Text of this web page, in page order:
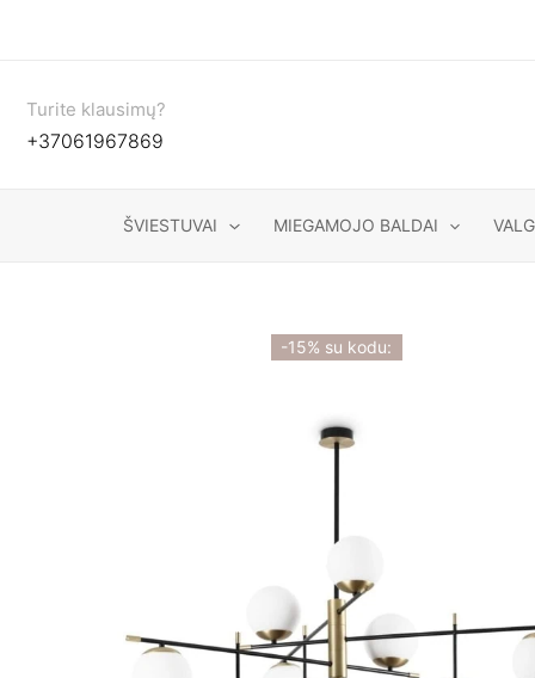
Turite klausimų?
+37061967869
ŠVIESTUVAI MIEGAMOJO BALDAI
-15% su kodu: